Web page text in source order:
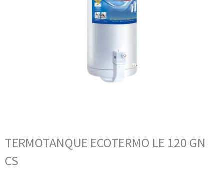
TERMOTANQUE ECOTERMO LE 120 GN
CS